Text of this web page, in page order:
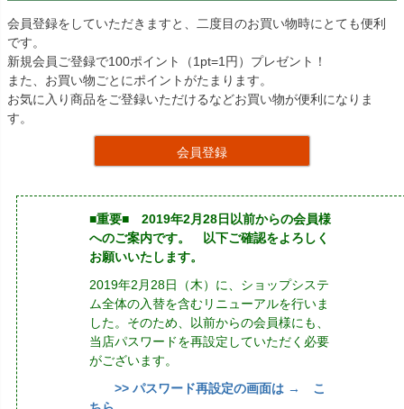
会員登録をしていただきますと、二度目のお買い物時にとても便利
です。
新規会員ご登録で100ポイント（1pt=1円）プレゼント！
また、お買い物ごとにポイントがたまります。
お気に入り商品をご登録いただけるなどお買い物が便利になりま
す。
会員登録
■重要■ 2019年2月28日以前からの会員様
へのご案内です。 以下ご確認をよろしく
お願いいたします。
2019年2月28日（木）に、ショップシステ
ム全体の入替を含むリニューアルを行いま
した。そのため、以前からの会員様にも、
当店パスワードを再設定していただく必要
がございます。
>> パスワード再設定の画面は → こ